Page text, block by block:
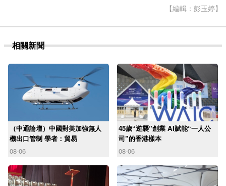
【編輯：彭玉婷】
相關新聞
（中通論壇）中國對美加強無人
機出口管制 學者：貿易
08-06
45歲“逆襲”創業 AI賦能“一人公
司”的香港樣本
08-06